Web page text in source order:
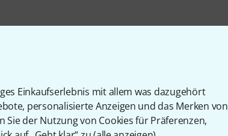
Einkaufserlebnis mit allem was dazugehört
personalisierte Anzeigen und das Merken von
Sie der Nutzung von Cookies für Präferenzen,
Artikel